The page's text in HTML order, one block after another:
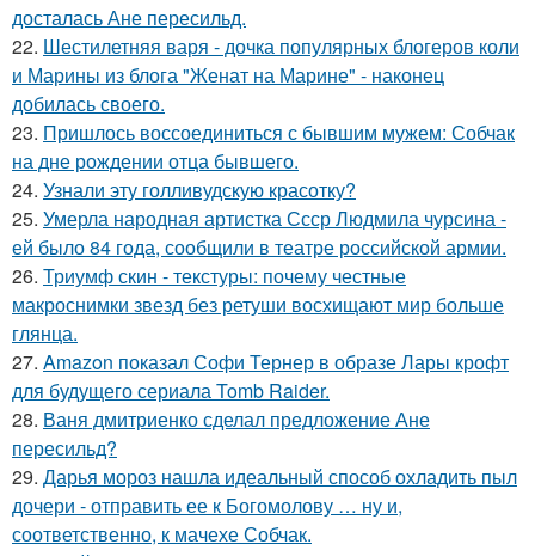
досталась Ане пересильд.
22. Шестилетняя варя - дочка популярных блогеров коли
и Марины из блога "Женат на Марине" - наконец
добилась своего.
23. Пришлось воссоединиться с бывшим мужем: Собчак
на дне рождении отца бывшего.
24. Узнали эту голливудскую красотку?
25. Умерла народная артистка Ссср Людмила чурсина -
ей было 84 года, сообщили в театре российской армии.
26. Триумф скин - текстуры: почему честные
макроснимки звезд без ретуши восхищают мир больше
глянца.
27. Amazon показал Софи Тернер в образе Лары крофт
для будущего сериала Tomb Raider.
28. Ваня дмитриенко сделал предложение Ане
пересильд?
29. Дарья мороз нашла идеальный способ охладить пыл
дочери - отправить ее к Богомолову … ну и,
соответственно, к мачехе Собчак.